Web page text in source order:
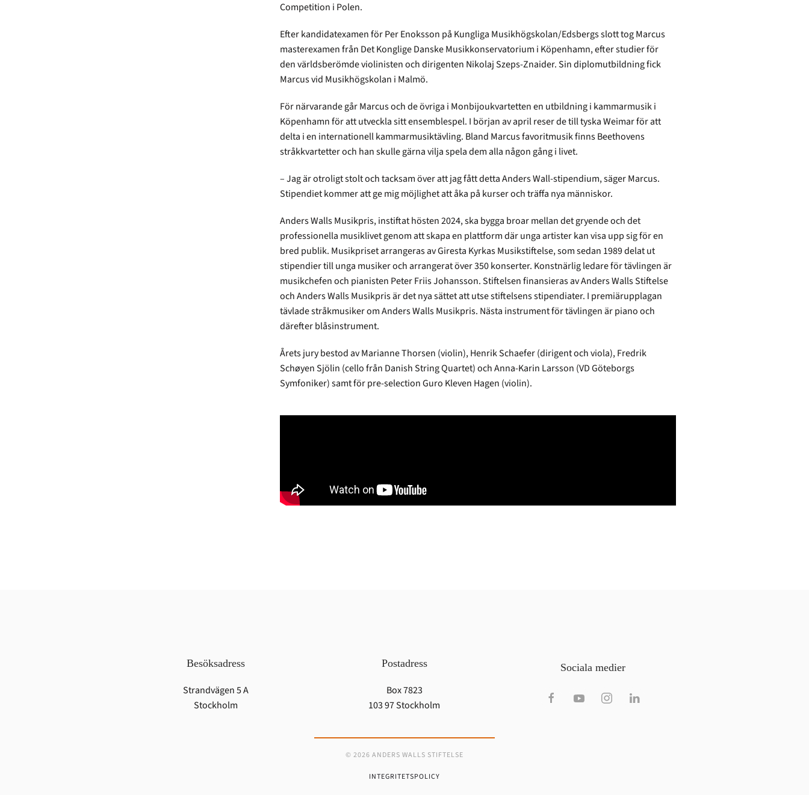
Competition i Polen.
Efter kandidatexamen för Per Enoksson på Kungliga Musikhögskolan/Edsbergs slott tog Marcus
masterexamen från Det Konglige Danske Musikkonservatorium i Köpenhamn, efter studier för
den världsberömde violinisten och dirigenten Nikolaj Szeps-Znaider. Sin diplomutbildning fick
Marcus vid Musikhögskolan i Malmö.
För närvarande går Marcus och de övriga i Monbijoukvartetten en utbildning i kammarmusik i
Köpenhamn för att utveckla sitt ensemblespel. I början av april reser de till tyska Weimar för att
delta i en internationell kammarmusiktävling. Bland Marcus favoritmusik finns Beethovens
stråkkvartetter och han skulle gärna vilja spela dem alla någon gång i livet.
– Jag är otroligt stolt och tacksam över att jag fått detta Anders Wall-stipendium, säger Marcus.
Stipendiet kommer att ge mig möjlighet att åka på kurser och träffa nya människor.
Anders Walls Musikpris, instiftat hösten 2024, ska bygga broar mellan det gryende och det
professionella musiklivet genom att skapa en plattform där unga artister kan visa upp sig för en
bred publik. Musikpriset arrangeras av Giresta Kyrkas Musikstiftelse, som sedan 1989 delat ut
stipendier till unga musiker och arrangerat över 350 konserter. Konstnärlig ledare för tävlingen är
musikchefen och pianisten Peter Friis Johansson. Stiftelsen finansieras av Anders Walls Stiftelse
och Anders Walls Musikpris är det nya sättet att utse stiftelsens stipendiater. I premiärupplagan
tävlade stråkmusiker om Anders Walls Musikpris. Nästa instrument för tävlingen är piano och
därefter blåsinstrument.
Årets jury bestod av Marianne Thorsen (violin), Henrik Schaefer (dirigent och viola), Fredrik
Schøyen Sjölin (cello från Danish String Quartet) och Anna-Karin Larsson (VD Göteborgs
Symfoniker) samt för pre-selection Guro Kleven Hagen (violin).
Besöksadress
Strandvägen 5 A
Stockholm
Postadress
Box 7823
103 97 Stockholm
Sociala medier
© 2026 ANDERS WALLS STIFTELSE
INTEGRITETSPOLICY